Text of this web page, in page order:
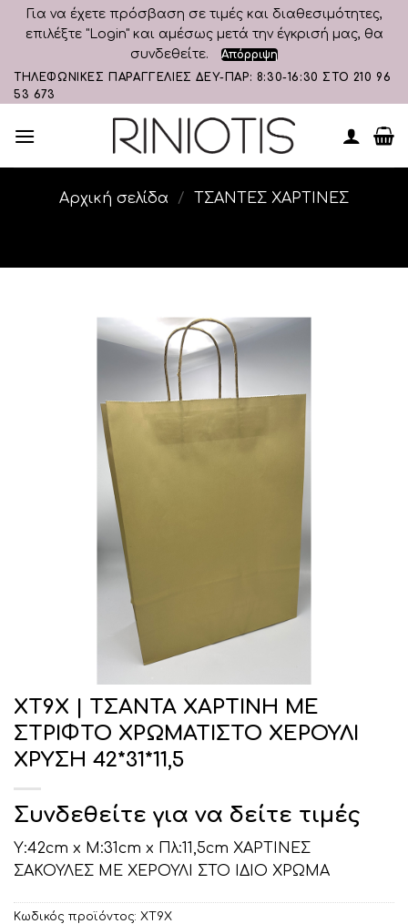
Για να έχετε πρόσβαση σε τιμές και διαθεσιμότητες,
επιλέξτε "Login" και αμέσως μετά την έγκρισή μας, θα
συνδεθείτε.
Απόρριψη
Skip
to
ΤΗΛΕΦΩΝΙΚΕΣ ΠΑΡΑΓΓΕΛΙΕΣ ΔΕΥ-ΠΑΡ: 8:30-16:30 ΣΤΟ 210 96
53 673
Αρχική σελίδα / ΤΣΑΝΤΕΣ ΧΑΡΤΙΝΕΣ
ΧΤ9Χ | ΤΣΑΝΤΑ ΧΑΡΤΙΝΗ ΜΕ
ΣΤΡΙΦΤΟ ΧΡΩΜΑΤΙΣΤΟ ΧΕΡΟΥΛΙ
ΧΡΥΣΗ 42*31*11,5
Συνδεθείτε για να δείτε τιμές
Υ:42cm x Μ:31cm x Πλ:11,5cm ΧΑΡΤΙΝΕΣ
ΣΑΚΟΥΛΕΣ ΜΕ ΧΕΡΟΥΛΙ ΣΤΟ ΙΔΙΟ ΧΡΩΜΑ
Κωδικός προϊόντος: ΧΤ9Χ